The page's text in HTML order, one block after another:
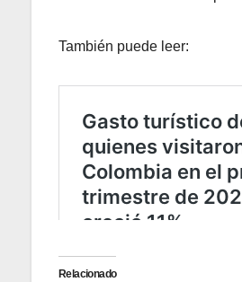
También puede leer:
Relacionado